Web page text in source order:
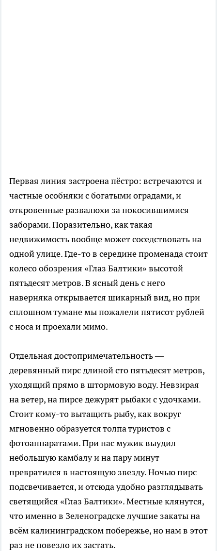
Первая линия застроена пёстро: встречаются и
частные особняки с богатыми оградами, и
откровенные развалюхи за покосившимися
заборами. Поразительно, как такая
недвижимость вообще может соседствовать на
одной улице. Где-то в середине променада стоит
колесо обозрения «Глаз Балтики» высотой
пятьдесят метров. В ясный день с него
наверняка открывается шикарный вид, но при
сплошном тумане мы пожалели пятисот рублей
с носа и проехали мимо.
Отдельная достопримечательность —
деревянный пирс длиной сто пятьдесят метров,
уходящий прямо в штормовую воду. Невзирая
на ветер, на пирсе дежурят рыбаки с удочками.
Стоит кому-то вытащить рыбу, как вокруг
мгновенно образуется толпа туристов с
фотоаппаратами. При нас мужик выудил
небольшую камбалу и на пару минут
превратился в настоящую звезду. Ночью пирс
подсвечивается, и отсюда удобно разглядывать
светящийся «Глаз Балтики». Местные клянутся,
что именно в Зеленоградске лучшие закаты на
всём калининградском побережье, но нам в этот
раз не повезло их застать.